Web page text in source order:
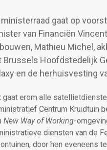
ministerraad gaat op
van Financiën
Mathieu Michel,
Brussels Hoofdstedelijk
en de herhuisvesting
gaat erom alle
Centrum Kruidtuin
New Way of Working-
diensten van de
door hen eveneens